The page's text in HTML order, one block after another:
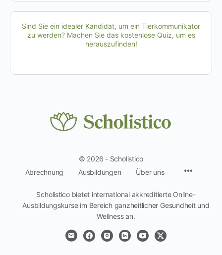
Sind Sie ein idealer Kandidat, um ein Tierkommunikator
zu werden? Machen Sie das kostenlose Quiz, um es
herauszufinden!
© 2026 - Scholistico
Abrechnung
Ausbildungen Über uns
Scholistico bietet international akkreditierte Online-
Ausbildungskurse im Bereich ganzheitlicher Gesundheit und
Wellness an.